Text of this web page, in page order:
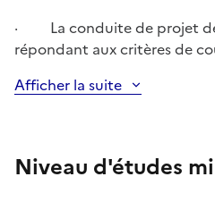
· La conduite de projet de
répondant aux critères de
Afficher la suite
Niveau d'études